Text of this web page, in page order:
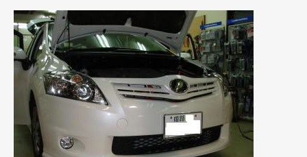
2024年6月(1)
2024年4月(1)
2024年1月 (1)
2023年12月 (2)
2023年11月(1)